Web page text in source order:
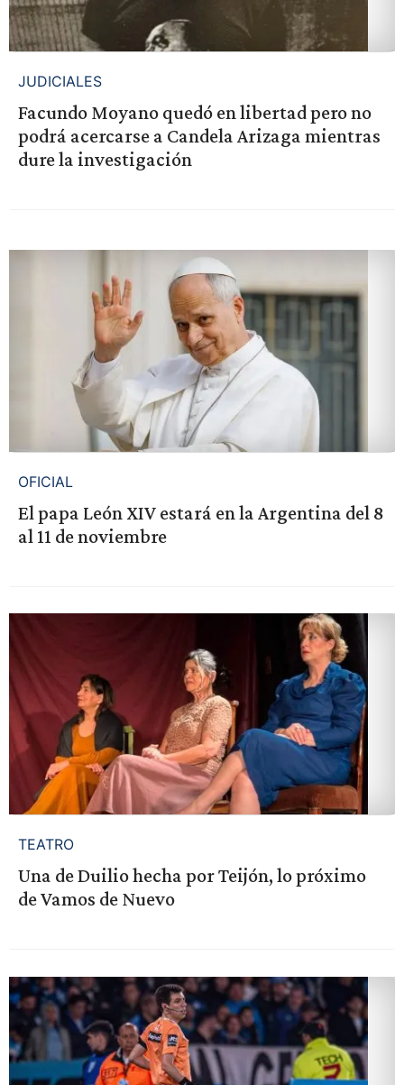
JUDICIALES
Facundo Moyano quedó en libertad pero no
podrá acercarse a Candela Arizaga mientras
dure la investigación
OFICIAL
El papa León XIV estará en la Argentina del 8
al 11 de noviembre
TEATRO
Una de Duilio hecha por Teijón, lo próximo
de Vamos de Nuevo